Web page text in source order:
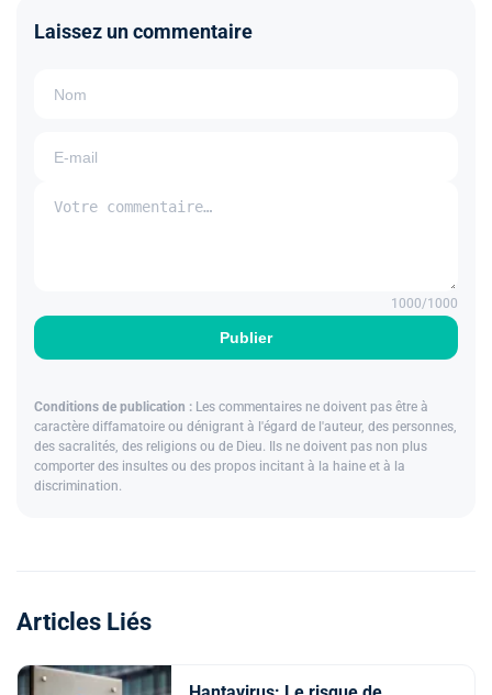
Laissez un commentaire
Publier
1000/1000
Conditions de publication : Les commentaires ne doivent pas être à
caractère diffamatoire ou dénigrant à l'égard de l'auteur, des personnes,
des sacralités, des religions ou de Dieu. Ils ne doivent pas non plus
comporter des insultes ou des propos incitant à la haine et à la
discrimination.
Articles Liés